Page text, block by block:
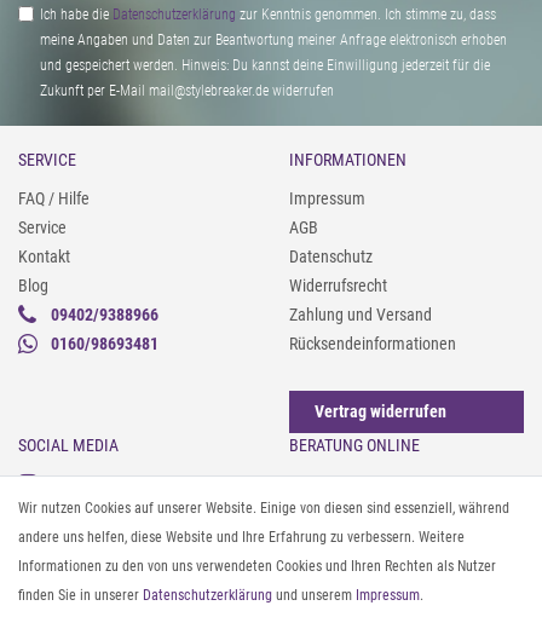
Ich habe die Daten­schutz­erklärung zur Kenntnis genommen. Ich stimme zu, dass
meine Angaben und Daten zur Beantwortung meiner Anfrage elektronisch erhoben
und gespeichert werden. Hinweis: Du kannst deine Einwilligung jederzeit für die
Zukunft per E-Mail mail@stylebreaker.de widerrufen
SERVICE
FAQ / Hilfe
Service
Kontakt
Blog
09402/9388966
0160/98693481
INFORMATIONEN
Impressum
AGB
Datenschutz
Widerrufsrecht
Zahlung und Versand
Rücksendeinformationen
Vertrag widerrufen
SOCIAL MEDIA
Instagram
Facebook
Pinterest
Twitter
Youtube
BERATUNG ONLINE
Gürtel messen & kürzen
Sonnenbrillen & UV-Schutz
Textilpflege
Textil- und Material-Guide
Geldbörse richtig organisieren
Wir nutzen Cookies auf unserer Website. Einige von diesen sind essenziell, während
andere uns helfen, diese Website und Ihre Erfahrung zu verbessern. Weitere
Informationen zu den von uns verwendeten Cookies und Ihren Rechten als Nutzer
finden Sie in unserer Daten­schutz­erklärung und unserem Impressum.